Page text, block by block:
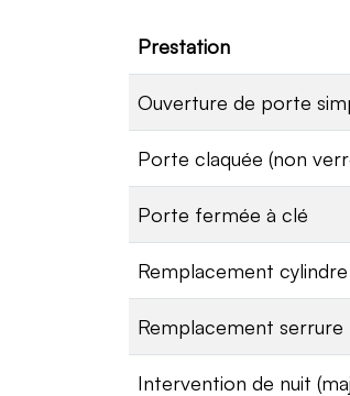
Prestation
Ouverture de porte
Porte claquée (non
Porte fermée à clé
Remplacement
Remplacement
Intervention de nuit